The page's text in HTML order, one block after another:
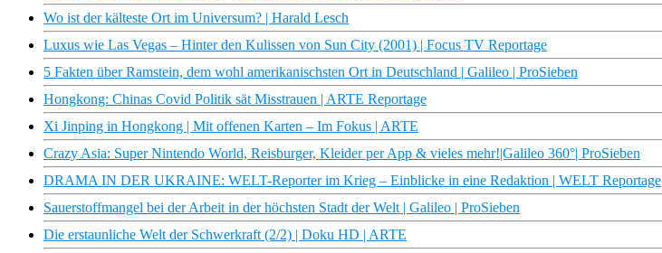
Wo ist der kälteste Ort im Universum? | Harald Lesch
Luxus wie Las Vegas – Hinter den Kulissen von Sun City (2001) | Focus TV Reportage
5 Fakten über Ramstein, dem wohl amerikanischsten Ort in Deutschland | Galileo | ProSieben
Hongkong: Chinas Covid Politik sät Misstrauen | ARTE Reportage
Xi Jinping in Hongkong | Mit offenen Karten – Im Fokus | ARTE
Crazy Asia: Super Nintendo World, Reisburger, Kleider per App & vieles mehr!|Galileo 360°| ProSieben
DRAMA IN DER UKRAINE: WELT-Reporter im Krieg – Einblicke in eine Redaktion | WELT Reportage
Sauerstoffmangel bei der Arbeit in der höchsten Stadt der Welt | Galileo | ProSieben
Die erstaunliche Welt der Schwerkraft (2/2) | Doku HD | ARTE